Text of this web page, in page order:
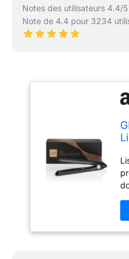
Notes des utilisateurs 4.4/5
Note de 4.4 pour 3234